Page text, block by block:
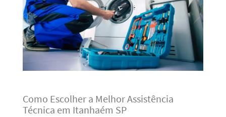
Como Escolher a Melhor Assistência
Técnica em Itanhaém SP